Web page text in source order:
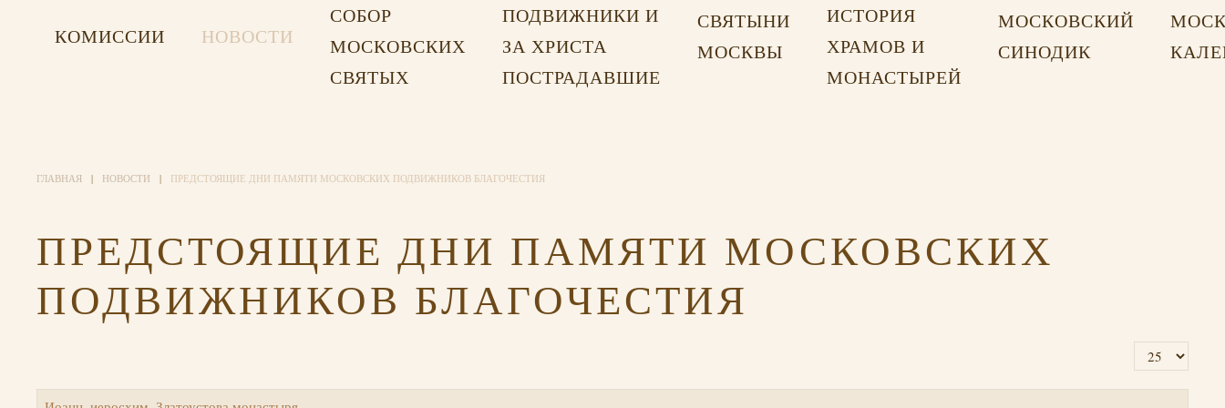
КОМИССИИ НОВОСТИ
СОБОР
МОСКОВСКИХ
СВЯТЫХ
ПОДВИЖНИКИ И
ЗА ХРИСТА
ПОСТРАДАВШИЕ
СВЯТЫНИ
МОСКВЫ
ИСТОРИЯ
ХРАМОВ И
МОНАСТЫРЕЙ
МОСКОВСКИЙ
СИНОДИК
ГЛАВНАЯ НОВОСТИ ПРЕДСТОЯЩИЕ ДНИ ПАМЯТИ МОСКОВСКИХ ПОДВИЖНИКОВ БЛАГОЧЕСТИЯ
ПРЕДСТОЯЩИЕ ДНИ ПАМЯТИ МОСКОВСКИХ
ПОДВИЖНИКОВ БЛАГОЧЕСТИЯ
Кол-во строк: